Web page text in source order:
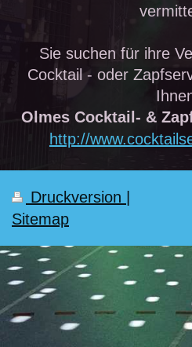
Sie suchen für ihre
Cocktail - oder
Olmes Cocktail- &
http://
Druckversion |
Sitemap